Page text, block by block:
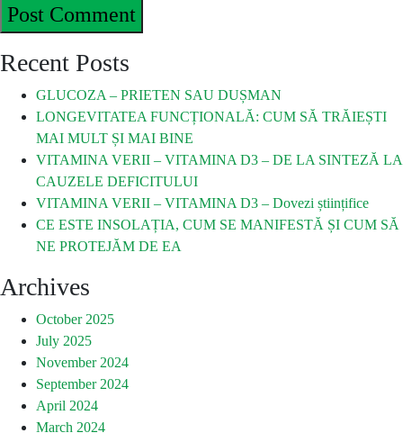
Recent Posts
GLUCOZA – PRIETEN SAU DUȘMAN
LONGEVITATEA FUNCȚIONALĂ: CUM SĂ TRĂIEȘTI
MAI MULT ȘI MAI BINE
VITAMINA VERII – VITAMINA D3 – DE LA SINTEZĂ LA
CAUZELE DEFICITULUI
VITAMINA VERII – VITAMINA D3 – Dovezi științifice
CE ESTE INSOLAȚIA, CUM SE MANIFESTĂ ȘI CUM SĂ
NE PROTEJĂM DE EA
Archives
October 2025
July 2025
November 2024
September 2024
April 2024
March 2024